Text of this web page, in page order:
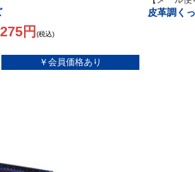
275円 (税込)
皮革調く